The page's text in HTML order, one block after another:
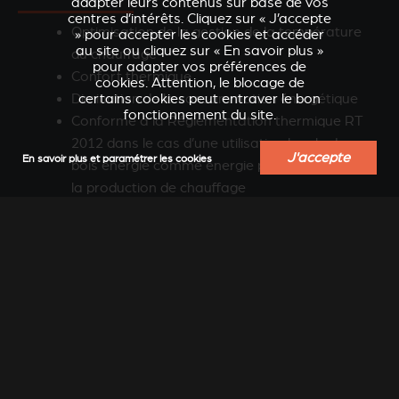
Optimisation de la gestion de la température
du chauffage
Confort thermique
Diminution de la consommation énergétique
Conforme à la Réglementation thermique RT
2012 dans le cas d’une utilisation locale du
bois énergie comme énergie principale pour
la production de chauffage
centres d’intérêts. Cliquez sur « J’accepte
» pour accepter les cookies et accéder
au site ou cliquez sur « En savoir plus »
pour adapter vos préférences de
cookies. Attention, le blocage de
certains cookies peut entraver le bon
fonctionnement du site.
En savoir plus et paramétrer les cookies J'accepte